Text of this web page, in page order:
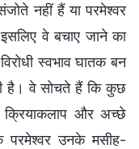
नहीं हैं या परमेश्वर
वे बचाए जाने का
स्वभाव घातक बन
है। वे सोचते हैं कि कुछ
क्रियाकलाप और अच्छे
परमेश्वर उनके मसीह-